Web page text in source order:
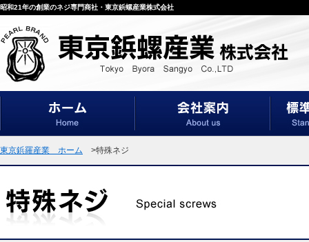
昭和21年の創業のネジ専門商社・東京鋲螺産業株式会社
東京鋲羅産業 ホーム >特殊ネジ